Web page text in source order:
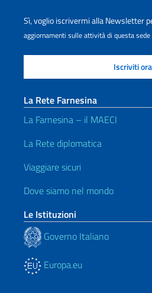
Sì, voglio iscrivermi alla Newsletter
aggiornamenti sulle attività di questa sede
La Rete Farnesina
La Farnesina – il MAECI
La Rete diplomatica
Viaggiare sicuri
Dove siamo nel mondo
Le Istituzioni
Governo Italiano
Europa.eu